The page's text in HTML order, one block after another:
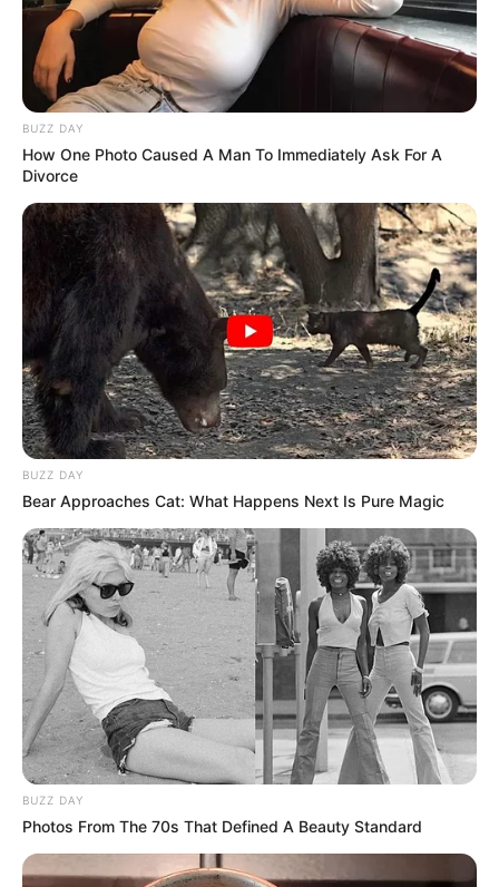
Categories
All
Dein neues Lieblingsgericht: rezept ideen
abendessen – schnell & genial!
Ein ingwer shot rezept thermomix schnell,
das du lieben wirst – einfach & lecker!
Search
Search
All
Rezepte
Thunfischsalat mit Ei & Joghurt – leicht, cremig
Verführerisch lecker: Quark-Vanille-
Pfannkuchen ohne Mehl in nur 5 Minuten!
BUZZ DAY
How One Photo Caused A Man To Immediately Ask For A
Divorce
BUZZ DAY
Bear Approaches Cat: What Happens Next Is Pure Magic
BUZZ DAY
Photos From The 70s That Defined A Beauty Standard